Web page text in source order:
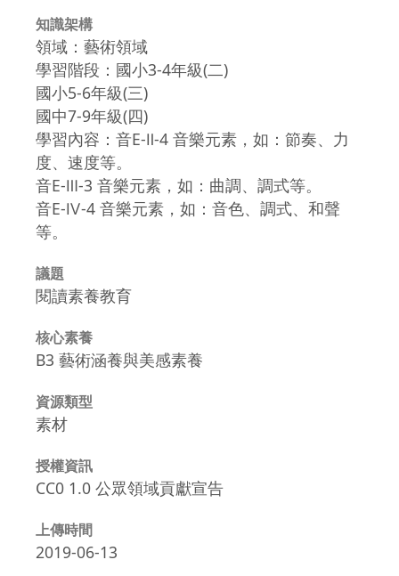
知識架構
領域：藝術領域
學習階段：國小3-4年級(二)
國小5-6年級(三)
國中7-9年級(四)
學習內容：音E-Ⅱ-4 音樂元素，如：節奏、力
度、速度等。
音E-Ⅲ-3 音樂元素，如：曲調、調式等。
音E-Ⅳ-4 音樂元素，如：音色、調式、和聲
等。
議題
閱讀素養教育
核心素養
B3 藝術涵養與美感素養
資源類型
素材
授權資訊
CC0 1.0 公眾領域貢獻宣告
上傳時間
2019-06-13